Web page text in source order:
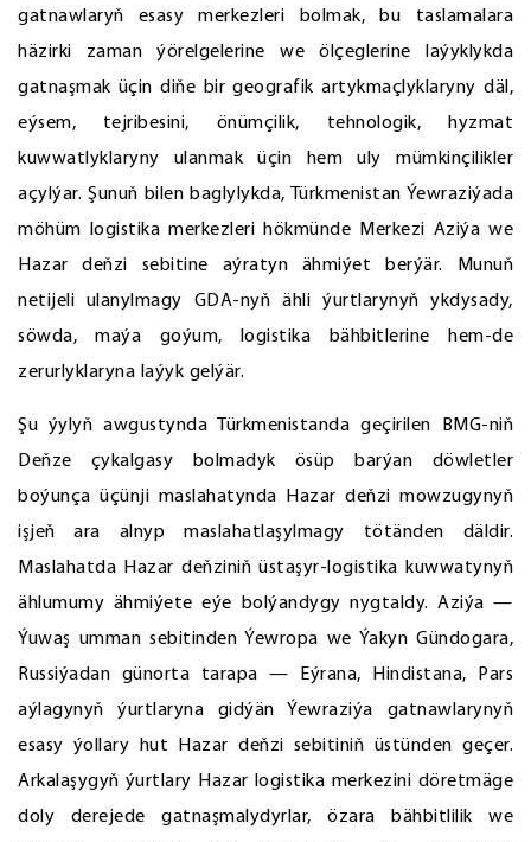
gatnawlaryň esasy merkezleri bolmak, bu taslamalara
häzirki zaman ýörelgelerine we ölçeglerine laýyklykda
gatnaşmak üçin diňe bir geografik artykmaçlyklaryny däl,
eýsem, tejribesini, önümçilik, tehnologik, hyzmat
kuwwatlyklaryny ulanmak üçin hem uly mümkinçilikler
açylýar. Şunuň bilen baglylykda, Türkmenistan Ýewraziýada
möhüm logistika merkezleri hökmünde Merkezi Aziýa we
Hazar deňzi sebitine aýratyn ähmiýet berýär. Munuň
netijeli ulanylmagy GDA-nyň ähli ýurtlarynyň ykdysady,
söwda, maýa goýum, logistika bähbitlerine hem-de
zerurlyklaryna laýyk gelýär.
Şu ýylyň awgustynda Türkmenistanda geçirilen BMG-niň
Deňze çykalgasy bolmadyk ösüp barýan döwletler
boýunça üçünji maslahatynda Hazar deňzi mowzugynyň
işjeň ara alnyp maslahatlaşylmagy tötänden däldir.
Maslahatda Hazar deňziniň üstaşyr-logistika kuwwatynyň
ählumumy ähmiýete eýe bolýandygy nygtaldy. Aziýa —
Ýuwaş umman sebitinden Ýewropa we Ýakyn Gündogara,
Russiýadan günorta tarapa — Eýrana, Hindistana, Pars
aýlagynyň ýurtlaryna gidýän Ýewraziýa gatnawlarynyň
esasy ýollary hut Hazar deňzi sebitiniň üstünden geçer.
Arkalaşygyň ýurtlary Hazar logistika merkezini döretmäge
doly derejede gatnaşmalydyrlar, özara bähbitlilik we